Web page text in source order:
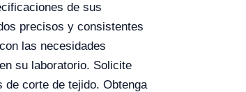
de sus
precisos y consistentes
las necesidades
su laboratorio. Solicite
corte de tejido. Obtenga